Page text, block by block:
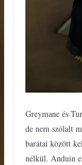
Greymane és
de nem szólalt
barátai között
nélkül. Anduin